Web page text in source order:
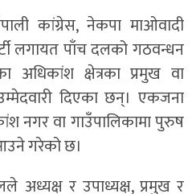
कांग्रेस, नेकपा माओवादी
लगायत पाँच दलको गठवन्धन
क्षेत्रका प्रमुख वा
दिएका छन्। एकजना
नगर वा गाउँपालिकामा पुरुष
गरेको छ।
अध्यक्ष र उपाध्यक्ष, प्रमुख र